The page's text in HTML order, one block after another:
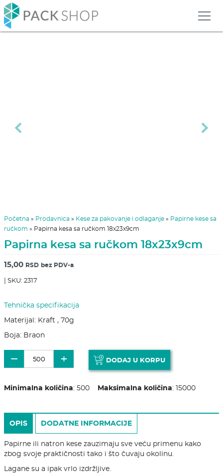
Next
Početna » Prodavnica » Kese za pakovanje i odlaganje » Papirne kese sa
ručkom » Papirna kesa sa ručkom 18x23x9cm
Papirna kesa sa ručkom 18x23x9cm
15,00 RSD bez PDV-a
| SKU: 2317
Tehnička specifikacija
Materijal: Kraft , 70g
Boja: Braon
−
Papirna kesa sa ručkom 18x23x9cm količina
+ DODAJ U KORPU
Minimalna količina: 500 Maksimalna količina: 15000
OPIS DODATNE INFORMACIJE
Papirne ili natron kese zauzimaju sve veću primenu kako
zbog svoje praktičnosti tako i što čuvaju okolinu.
Lagane su a ipak vrlo izdržljive.